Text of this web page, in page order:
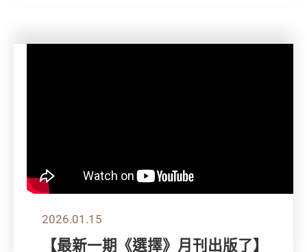
2026.01.15
【最新一期《選擇》月刊出版了】